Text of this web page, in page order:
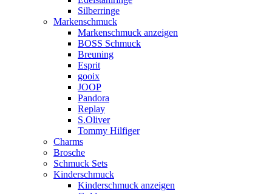
Silberringe
Markenschmuck
Markenschmuck anzeigen
BOSS Schmuck
Breuning
Esprit
gooix
JOOP
Pandora
Replay
S.Oliver
Tommy Hilfiger
Charms
Brosche
Schmuck Sets
Kinderschmuck
Kinderschmuck anzeigen